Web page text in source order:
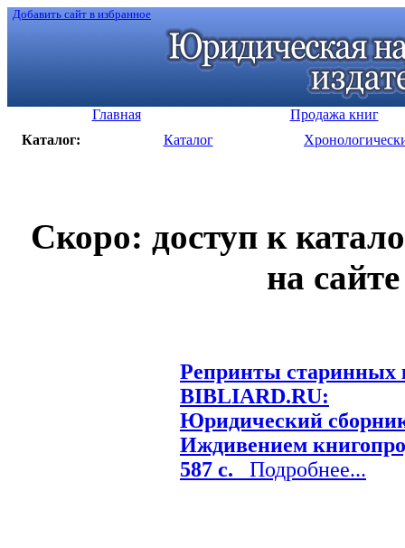
Добавить сайт в избранное
Главная
Продажа книг
Каталог:
Каталог
Скоро: доступ к
на
Репринты старинных
BIBLIARD.RU:
Юридический
Иждивением
587 с. Подробнее...